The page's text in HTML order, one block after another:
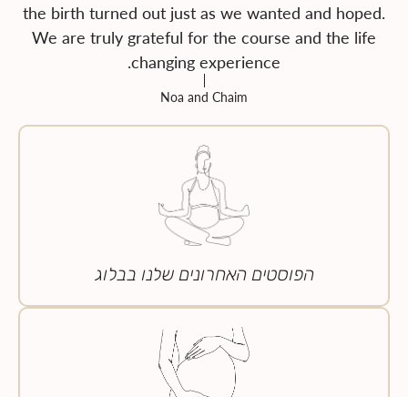
the birth turned out just as we wanted and hoped.
We are truly grateful for the course and the life
changing experience.
Noa and Chaim
הפוסטים האחרונים שלנו בבלוג